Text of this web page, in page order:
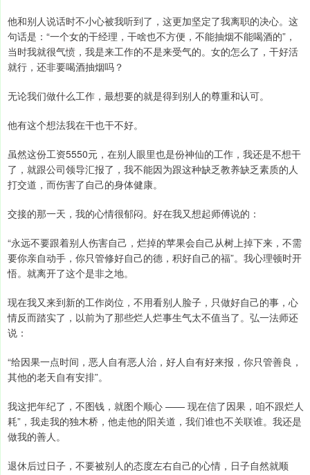
他和别人说话时不小心被我听到了，这更加坚定了我离职的决心。这
句话是：“一个女的干经理，干啥也不方便，不能抽烟不能喝酒的”，
当时我就很气愤，我是来工作的不是来受气的。女的怎么了，干好活
就行，还非要喝酒抽烟吗？
无论我们做什么工作，最想要的就是得到别人的尊重和认可。
他有这个想法我在干也干不好。
虽然这份工资5550元，在别人眼里也是份神仙的工作，我还是不想干
了，就跟公司领导汇报了，我不能因为跟这种缺乏教养缺乏素质的人
打交道，而伤害了自己的身体健康。
交接的那一天，我的心情很郁闷。好在我又想起师傅说的：
“永远不要跟着别人伤害自己，烂掉的苹果会自己从树上掉下来，不需
要你亲自动手，你只管修好自己的德，积好自己的福”。我心理顿时开
悟。就离开了这个是非之地。
现在我又来到新的工作岗位，不用看别人脸子，只做好自己的事，心
情反而踏实了，以前为了那些烂人烂事生气太不值当了。弘一法师还
说：
“给因果一点时间，恶人自有恶人治，好人自有好来报，你只管善良，
其他的老天自有安排”。
我这把年纪了，不图钱，就图个顺心 —— 现在信了因果，咱不跟烂人
耗”，我走我的独木桥，他走他的阳关道，我们谁也不关联谁。我还是
做我的善人。
退休后过日子，不要被别人的态度左右自己的心情，日子自然就顺